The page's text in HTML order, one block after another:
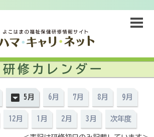
研修カレンダー
5月 6月 7月 8月 9月
12月 1月 2月 3月 次年度